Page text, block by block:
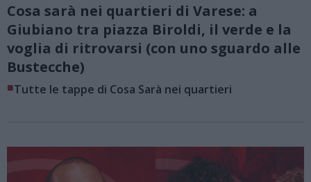
Cosa sarà nei quartieri di Varese: a
Giubiano tra piazza Biroldi, il verde e la
voglia di ritrovarsi (con uno sguardo alle
Bustecche)
■Tutte le tappe di Cosa Sarà nei quartieri